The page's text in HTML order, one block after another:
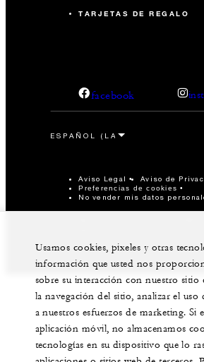
TARJETAS DE REGALO
facebook
Aviso Legal Aviso de
Preferencias de cookies
No vender mis datos
Usamos cookies, pixeles y otras
información que usted nos
sobre su interacción con nuestro
la navegación del sitio, analizar el
a nuestros esfuerzos de marketing. Si
aplicación móvil, no almacenamos
tecnologías en su dispositivo que lo